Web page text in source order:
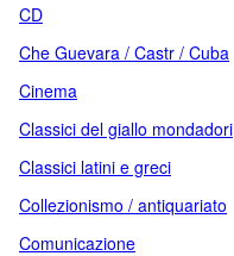
CD
Che Guevara / Castr / Cuba
Cinema
Classici del giallo mondadori
Classici latini e greci
Collezionismo / antiquariato
Comunicazione